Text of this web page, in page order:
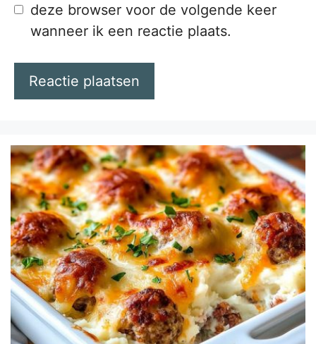
deze browser voor de volgende keer
wanneer ik een reactie plaats.